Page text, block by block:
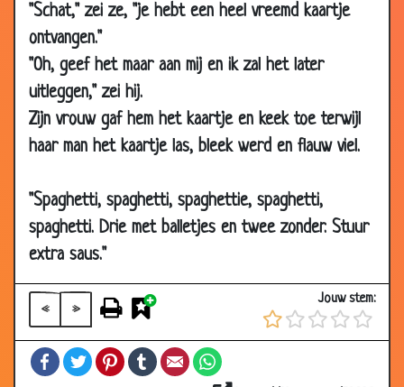
"Schat," zei ze, "je hebt een heel vreemd kaartje
ontvangen."
"Oh, geef het maar aan mij en ik zal het later
uitleggen," zei hij.
Zijn vrouw gaf hem het kaartje en keek toe terwijl
haar man het kaartje las, bleek werd en flauw viel.
"Spaghetti, spaghetti, spaghettie, spaghetti,
spaghetti. Drie met balletjes en twee zonder. Stuur
extra saus."
« »
Jouw stem:
FacebookTwitterPinterestTumblrEmail
2008
Pornofilms huren
14 Sep
2008
Bankroof
06 Sep
2008
Ballerina 3.47
2008
28 Aug
2008
2-daagse cursus voor mannen (2) 2.81
28 Aug
2008
2-daagse cursus voor mannen (1) 2.60
2008